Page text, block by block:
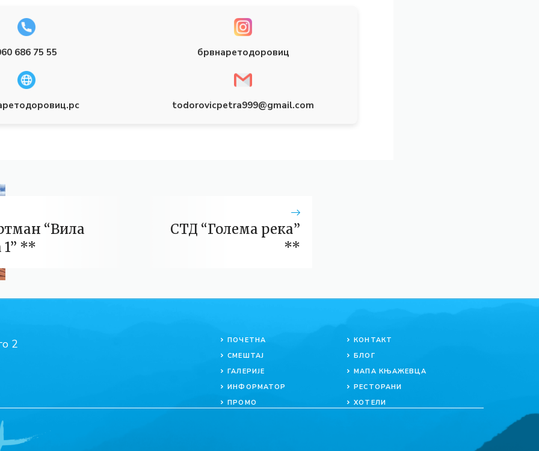
686 75 55 брвнаретодоровиц
todorovicpetra999@gmail.com
“Вила
1” **
СТД “Голема река”
**
ПОЧЕТНА
СМЕШТАЈ
ГАЛЕРИЈЕ
ИНФОРМАТОР
ПРОМО
КОНТАКТ
БЛОГ
МАПА КЊАЖЕВЦА
РЕСТОРАНИ
ХОТЕЛИ